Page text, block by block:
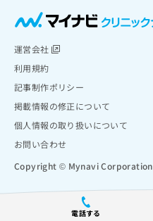
電話する
運営会社
利用規約
記事制作ポリシー
掲載情報の修正について
個人情報の取り扱いについて
お問い合わせ
Copyright © Mynavi Corporation